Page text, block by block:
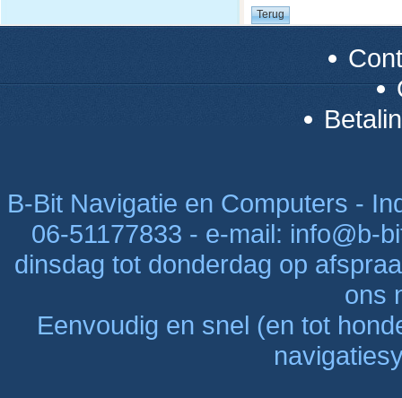
B-Bit Navigatie en Computers -
06-51177833 - e-mail: info@b-
dinsdag tot donderdag op
ons
Eenvoudig en snel (en tot